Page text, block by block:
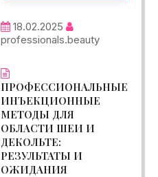
18.02.2025
professionals.beauty
ПРОФЕССИОНАЛЬНЫЕ
ИНЪЕКЦИОННЫЕ
МЕТОДЫ ДЛЯ
ОБЛАСТИ ШЕИ И
ДЕКОЛЬТЕ:
РЕЗУЛЬТАТЫ И
ОЖИДАНИЯ